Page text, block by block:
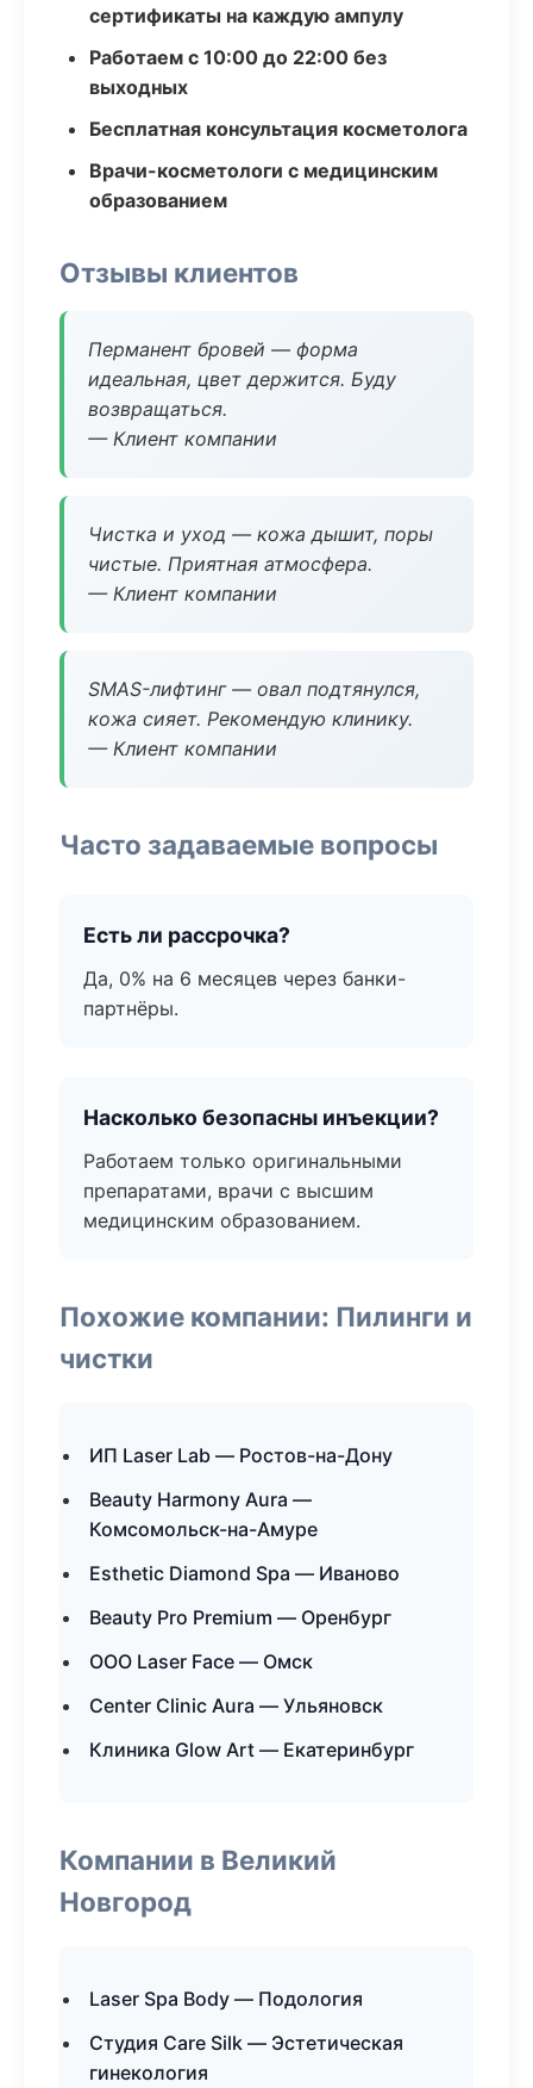
сертификаты на каждую ампулу
Работаем с 10:00 до 22:00 без
выходных
Бесплатная консультация косметолога
Врачи-косметологи с медицинским
образованием
Отзывы клиентов
Перманент бровей — форма
идеальная, цвет держится. Буду
возвращаться.
— Клиент компании
Чистка и уход — кожа дышит, поры
чистые. Приятная атмосфера.
— Клиент компании
SMAS-лифтинг — овал подтянулся,
кожа сияет. Рекомендую клинику.
— Клиент компании
Часто задаваемые вопросы
Есть ли рассрочка?
Да, 0% на 6 месяцев через банки-
партнёры.
Насколько безопасны инъекции?
Работаем только оригинальными
препаратами, врачи с высшим
медицинским образованием.
Похожие компании: Пилинги и
чистки
ИП Laser Lab — Ростов-на-Дону
Beauty Harmony Aura —
Комсомольск-на-Амуре
Esthetic Diamond Spa — Иваново
Beauty Pro Premium — Оренбург
ООО Laser Face — Омск
Center Clinic Aura — Ульяновск
Клиника Glow Art — Екатеринбург
Компании в Великий
Новгород
Laser Spa Body — Подология
Студия Care Silk — Эстетическая
гинекология